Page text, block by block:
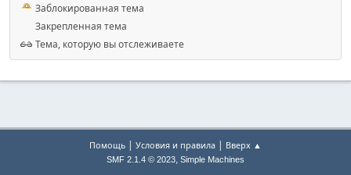
Заблокированная тема
Закрепленная тема
Тема, которую вы отслеживаете
Помощь | Условия и правила | Вверх ▲
SMF 2.1.4 © 2023, Simple Machines